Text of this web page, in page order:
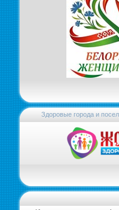
Здоровые города и